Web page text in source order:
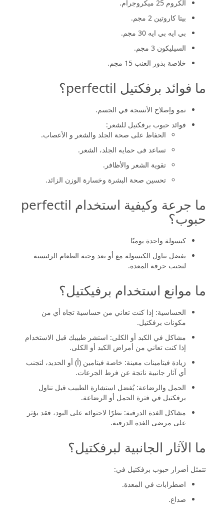
الكروم 25 ميكروجرام.
بيتا كاروتين 2 مجم.
بي ايه بي ايه 30 مجم.
السيليكون 3 مجم.
خلاصة بذور العنب 15 مجم.
ما فوائد برفكتيل perfectil؟
نمو وإصلاح الأنسجة في الجسم.
فوائد حبوب برفكتيل للشعر:
الحفاظ على صحة الجلد والشعر و الأعصاب.
تساعد فى حمايه الجلد، الشعر.
تقوية الشعر والأظافر.
تحسين صحة البشرة وخسارة الوزن الزائد.
ما جرعة وكيفية استخدام perfectil
حبوب؟
كبسولة واحدة يوميًا
يفضل تناول الكبسولة مع أو بعد وجبة الطعام الرئيسية
لتجنب حرقة المعدة.
ما موانع استخدام برفيكتيل؟
الحساسية: إذا كنت تعاني من حساسية تجاه أي من
مكونات برفكتيل.
مشاكل في الكبد أو الكلى: استشر طبيبك قبل الاستخدام
إذا كنت تعاني من أمراض الكبد أو الكلى.
زيادة فيتامينات معينة: خاصة فيتامين (أ) أو الحديد، لتجنب
أي آثار جانبية ناتجة عن فرط الجرعات.
الحمل والرضاعة: يُفضل استشارة الطبيب قبل تناول
برفكتيل في فترة الحمل أو الرضاعة.
مشاكل الغدة الدرقية: نظرًا لاحتوائه على اليود، فقد يؤثر
على مرضى الغدة الدرقية.
ما الآثار الجانبية لبرفكتيل؟
تتمثل أضرار حبوب برفكتيل في:
اضطرابات في المعدة.
صداع.